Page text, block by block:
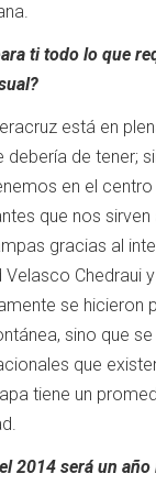
ti todo lo que
está en
debería de tener;
en el
que nos sirven
gracias al
Velasco Chedraui
se hicieron
sino que
que
tiene un
2014 será un